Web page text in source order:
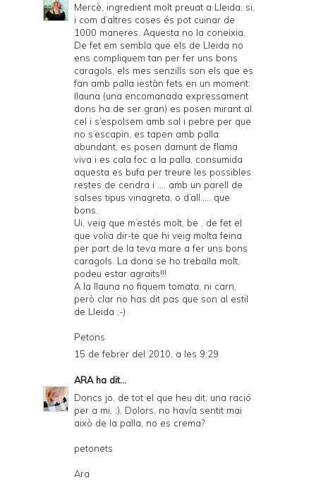
Mercè, ingredient molt preuat a Lleida, si,
i com d’altres coses és pot cuinar de
1000 maneres. Aquesta no la coneixia.
De fet em sembla que els de Lleida no
ens compliquem tan per fer uns bons
caragols, els mes senzills son els que es
fan amb palla iestàn fets en un moment:
llauna (una encomanada expressament
dons ha de ser gran) es posen mirant al
cel i s’espolsem amb sal i pebre per que
no s’escapin, es tapen amb palla
abundant, es posen damunt de flama
viva i es cala foc a la palla, consumida
aquesta es bufa per treure les possibles
restes de cendra i .... amb un parell de
salses tipus vinagreta, o d’all..... que
bons.
Ui, veig que m’estés molt, be , de fet el
que volia dir-te que hi veig molta feina
per part de la teva mare a fer uns bons
caragols. La dona se ho treballa molt,
podeu estar agraïts!!!
A la llauna no fiquem tomata, ni carn,
però clar no has dit pas que son al estil
de Lleida ;-)
Petons
15 de febrer del 2010, a les 9:29
ARAha dit...
Doncs jo, de tot el que heu dit, una ració
per a mi, ;), Dolors, no havía sentit mai
això de la palla, no es crema?
petonets
Ara